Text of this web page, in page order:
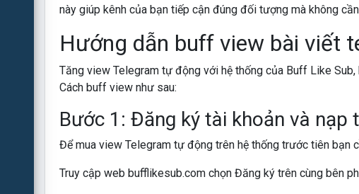
này giúp kênh của bạn tiếp cận đúng đối tượng mà không
Hướng dẫn buff view bài viết
Tăng view Telegram tự động với hệ thống của Buff Like
Cách buff view như sau:
Bước 1: Đăng ký tài khoản và nạp
Để mua view Telegram tự động trên hệ thống trước tiên bạn
Truy cập web bufflikesub.com chọn Đăng ký trên cùng bên